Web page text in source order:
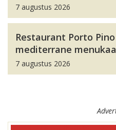
7 augustus 2026
Restaurant Porto
mediterrane
7 augustus 2026